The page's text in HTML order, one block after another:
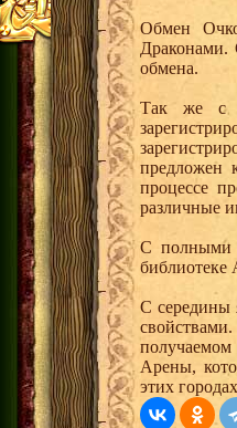
Обмен
Драконами.
обмена.
Так же с
предложен
процессе
различные
С полными
библиотеке
С середины
Арены,
этих